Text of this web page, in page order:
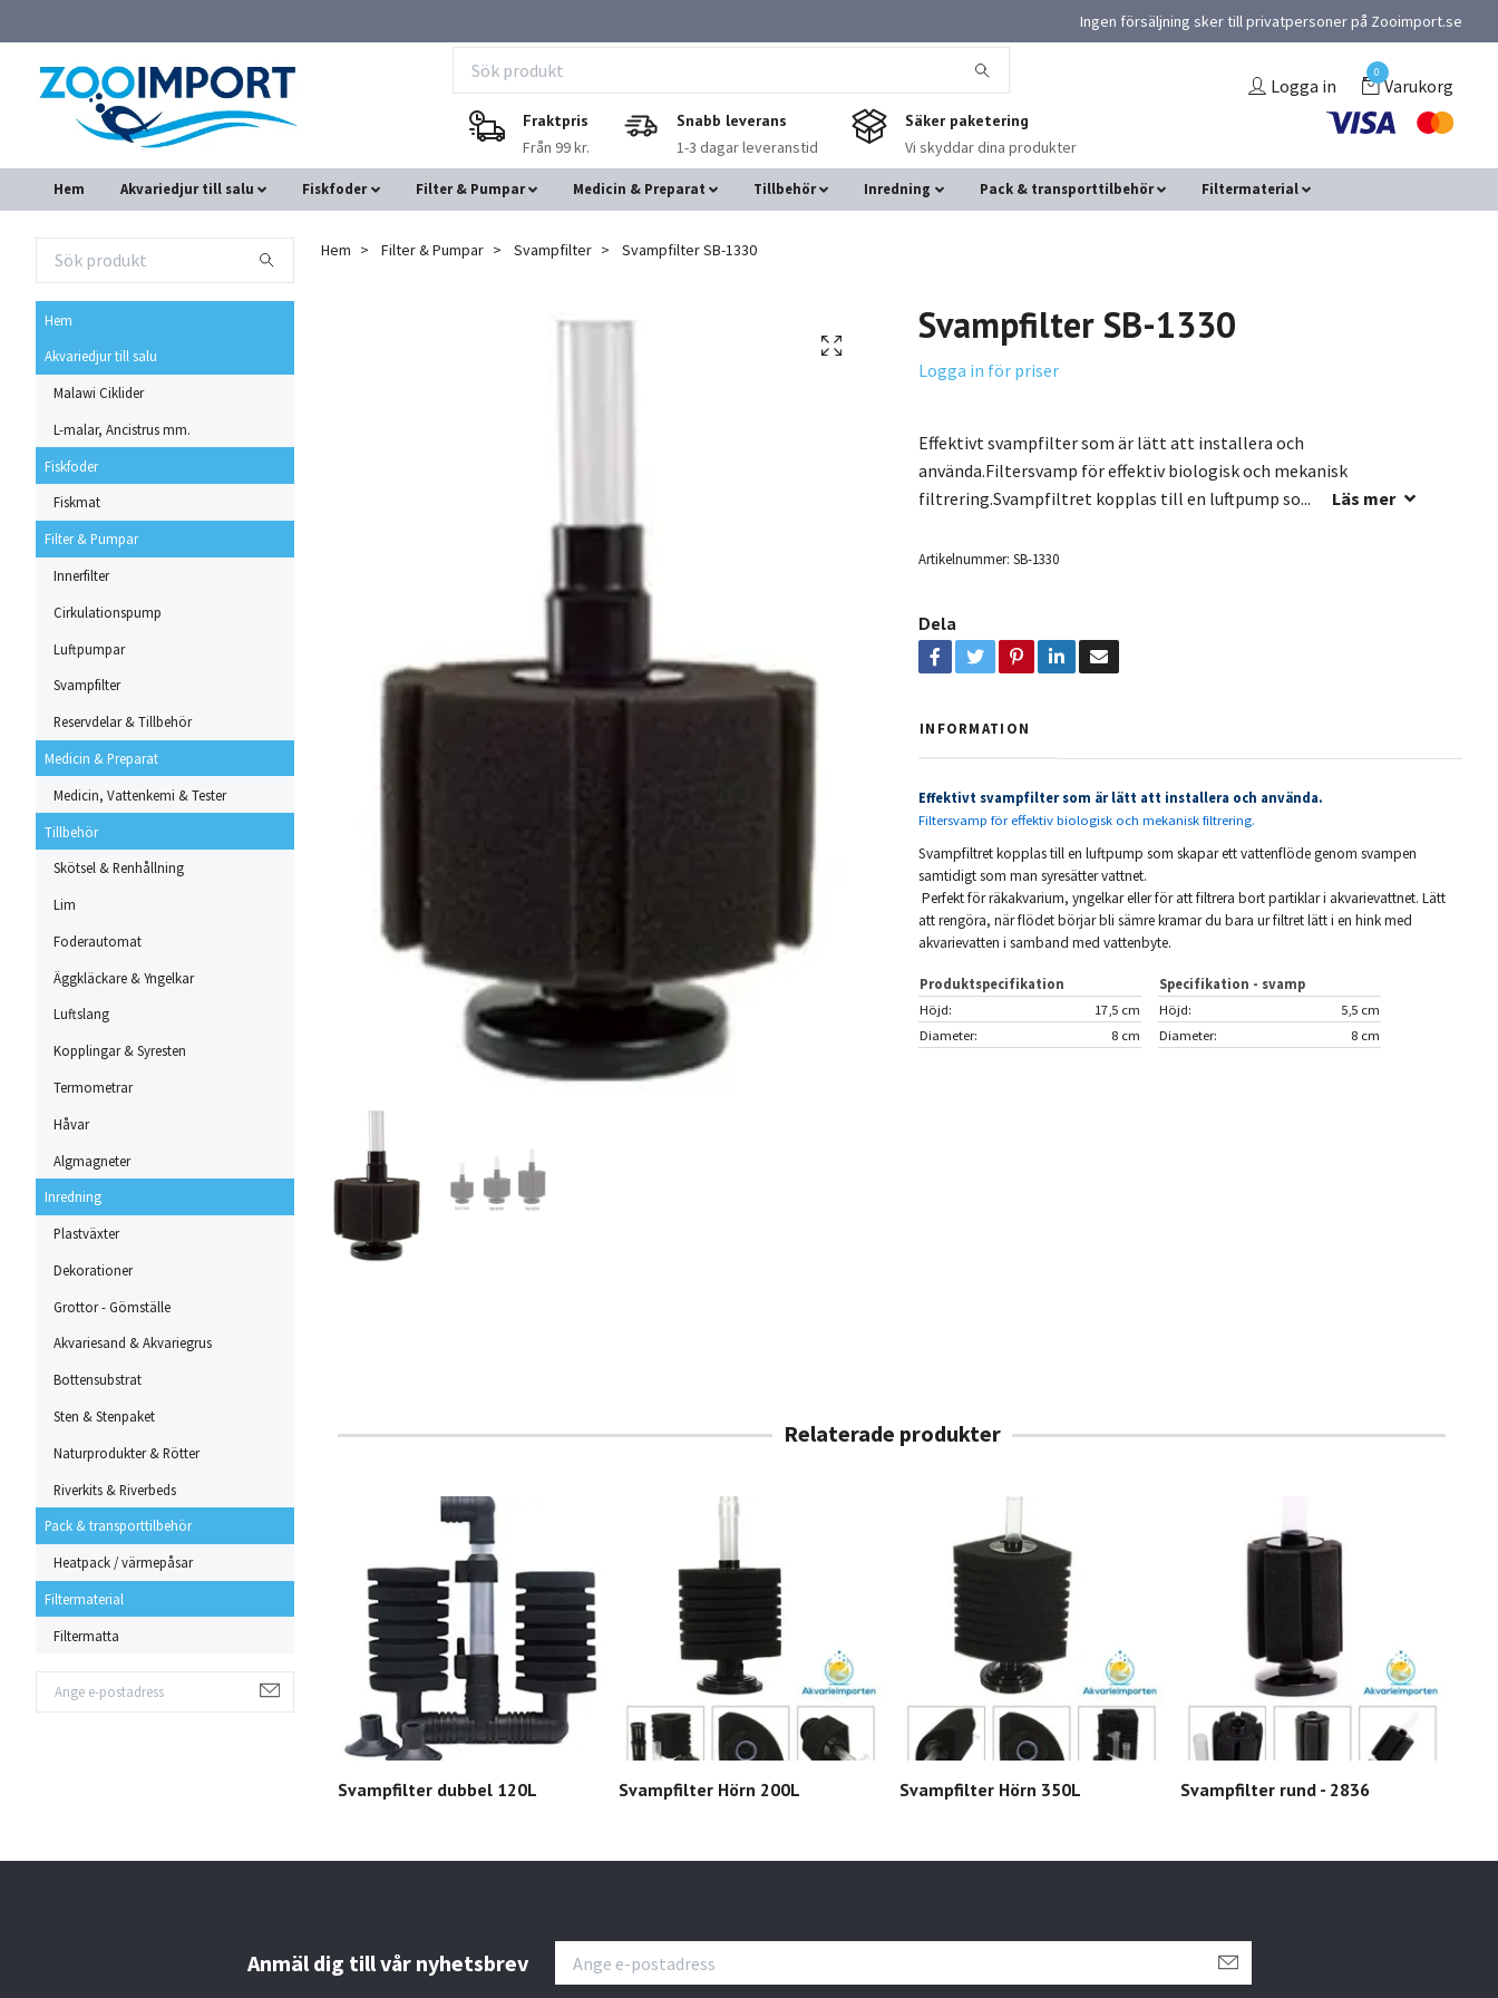
Ingen försäljning sker till privatpersoner på Zooimport.se
Fraktpris
Från 99 kr.
Snabb leverans
1-3 dagar leveranstid
Säker paketering
Vi skyddar dina produkter
Logga in
0
Varukorg
Hem Akvariedjur till salu Fiskfoder Filter & Pumpar Medicin & Preparat Tillbehör Inredning Pack & transporttilbehör Filtermaterial
Hem
Akvariedjur till salu
Malawi Ciklider
L-malar, Ancistrus mm.
Fiskfoder
Fiskmat
Filter & Pumpar
Innerfilter
Cirkulationspump
Luftpumpar
Svampfilter
Reservdelar & Tillbehör
Medicin & Preparat
Medicin, Vattenkemi & Tester
Tillbehör
Skötsel & Renhållning
Lim
Foderautomat
Äggkläckare & Yngelkar
Luftslang
Kopplingar & Syresten
Termometrar
Håvar
Algmagneter
Inredning
Plastväxter
Dekorationer
Grottor - Gömställe
Akvariesand & Akvariegrus
Bottensubstrat
Sten & Stenpaket
Naturprodukter & Rötter
Riverkits & Riverbeds
Pack & transporttilbehör
Heatpack / värmepåsar
Filtermaterial
Filtermatta
Hem Filter & Pumpar Svampfilter Svampfilter SB-1330
Svampfilter SB-1330
Logga in för priser
Effektivt svampfilter som är lätt att installera och
använda.Filtersvamp för effektiv biologisk och mekanisk
filtrering.Svampfiltret kopplas till en luftpump so...
Läs mer
Artikelnummer: SB-1330
Dela
INFORMATION
Effektivt svampfilter som är lätt att installera och använda.
Filtersvamp för effektiv biologisk och mekanisk filtrering.
Svampfiltret kopplas till en luftpump som skapar ett vattenflöde genom svampen
samtidigt som man syresätter vattnet.
Perfekt för räkakvarium, yngelkar eller för att filtrera bort partiklar i akvarievattnet. Lätt
att rengöra, när flödet börjar bli sämre kramar du bara ur filtret lätt i en hink med
akvarievatten i samband med vattenbyte.
Produktspecifikation
Specifikation - svamp
Höjd:
17,5 cm Höjd:
5,5 cm
Diameter:
8 cm Diameter: 8 cm
Svampfilter dubbel 120L Svampfilter Hörn 200L Svampfilter Hörn 350L Svampfilter rund - 2836
Anmäl dig till vår nyhetsbrev